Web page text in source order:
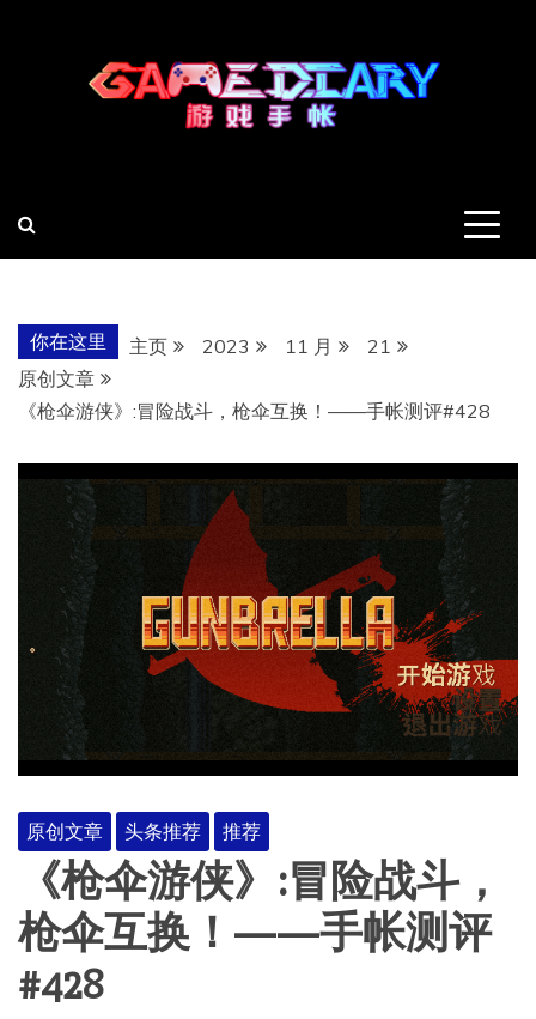
你在这里 主页 2023 11 月
21
原创文章
《枪伞游侠》:冒险战斗，枪伞互换！——手帐测评#428
原创文章 头条推荐 推荐
《枪伞游侠》:冒险战斗，
枪伞互换！——手帐测评
#428